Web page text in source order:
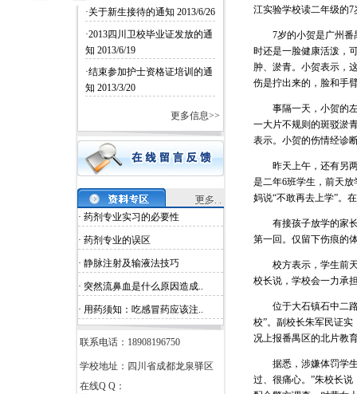
·关于新生接待的通知 2013/6/26
·2013四川卫校毕业证发放的通
知 2013/6/19
·结束参加护士资格证培训的通
知 2013/3/20
更多信息>>
· 药剂专业实习的必要性
· 药剂专业的误区
· 静脉注射及输液法技巧
· 突然流鼻血是什么原因造成..
· 用药须知：吃感冒药应该注..
联系电话：18908196750
学校地址：四川省成都龙泉驿区
在线Q Q：
江实验学校读二年级的
7岁的小贺是广州番禺
时还是一脸健康活泼，
肿、淤青。小贺表示，
伤是拧出来的，脸和手
事隔一天，小贺的左
一大片不规则的斑驳淤
表示。小贺的伤情经诊
昨天上午，还有另两
是二年6班学生，前天
妈说“不敢再去上学”。
有接孩子放学的家长
第一回。仅留下伤痕的
校方表示，学生前天
校长说，学校会一力承
位于大石镇石中二路
校”。副校长朱军民证
况上报番禺区的北片教
据悉，涉嫌体罚学生
过、很痛心。”朱校长